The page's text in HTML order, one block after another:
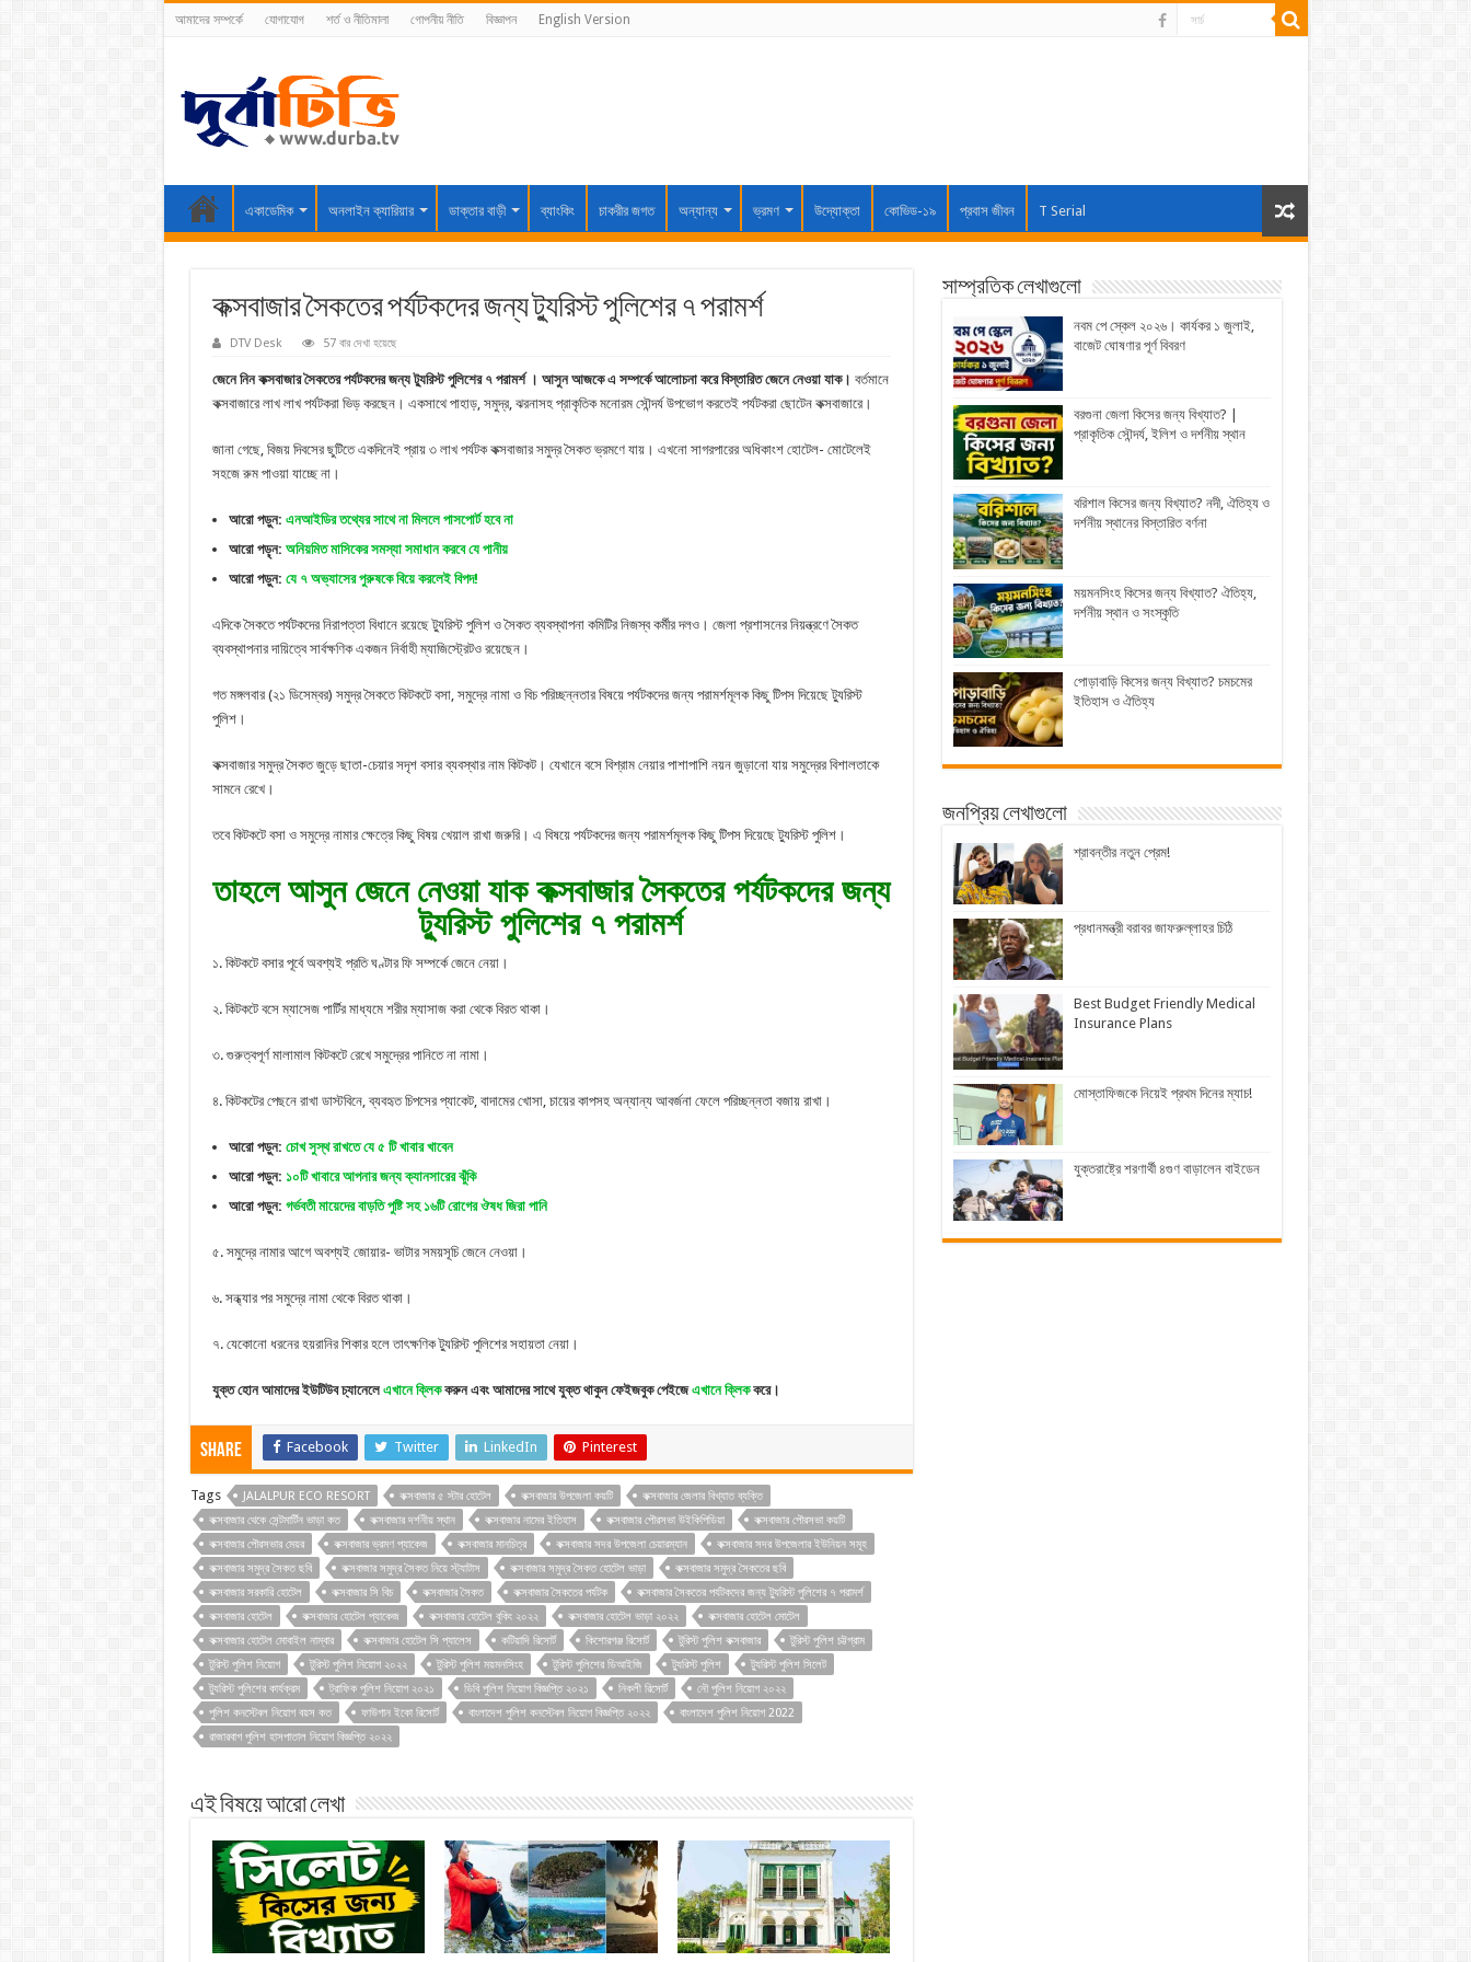
আমাদের সম্পর্কে যোগাযোগ শর্ত ও নীতিমালা গোপনীয় নীতি বিজ্ঞাপন English Version
একাডেমিক অনলাইন ক্যারিয়ার ডাক্তার বাড়ী ব্যাংকিং চাকরীর জগত অন্যান্য ভ্রমণ উদ্যোক্তা কোভিড-১৯ প্রবাস জীবন T Serial
কক্সবাজার সৈকতের পর্যটকদের জন্য ট্যুরিস্ট পুলিশের ৭ পরামর্শ
DTV Desk 57 বার দেখা হয়েছে
জেনে নিন কক্সবাজার সৈকতের পর্যটকদের জন্য ট্যুরিস্ট পুলিশের ৭ পরামর্শ । আসুন আজকে এ সম্পর্কে আলোচনা করে বিস্তারিত জেনে নেওয়া যাক। বর্তমানে
কক্সবাজারে লাখ লাখ পর্যটকরা ভিড় করছেন। একসাথে পাহাড়, সমুদ্র, ঝরনাসহ প্রাকৃতিক মনোরম সৌন্দর্য উপভোগ করতেই পর্যটকরা ছোটেন কক্সবাজারে।
জানা গেছে, বিজয় দিবসের ছুটিতে একদিনেই প্রায় ৩ লাখ পর্যটক কক্সবাজার সমুদ্র সৈকত ভ্রমণে যায়। এখনো সাগরপারের অধিকাংশ হোটেল- মোটেলেই
সহজে রুম পাওয়া যাচ্ছে না।
আরো পড়ুন: এনআইডির তথ্যের সাথে না মিললে পাসপোর্ট হবে না
আরো পড়ৃন: অনিয়মিত মাসিকের সমস্যা সমাধান করবে যে পানীয়
আরো পড়ুন: যে ৭ অভ্যাসের পুরুষকে বিয়ে করলেই বিপদ!
এদিকে সৈকতে পর্যটকদের নিরাপত্তা বিধানে রয়েছে ট্যুরিস্ট পুলিশ ও সৈকত ব্যবস্থাপনা কমিটির নিজস্ব কর্মীর দলও। জেলা প্রশাসনের নিয়ন্ত্রণে সৈকত
ব্যবস্থাপনার দায়িত্বে সার্বক্ষণিক একজন নির্বাহী ম্যাজিস্ট্রেটও রয়েছেন।
গত মঙ্গলবার (২১ ডিসেম্বর) সমুদ্র সৈকতে কিটকটে বসা, সমুদ্রে নামা ও বিচ পরিচ্ছন্নতার বিষয়ে পর্যটকদের জন্য পরামর্শমূলক কিছু টিপস দিয়েছে ট্যুরিস্ট
পুলিশ।
কক্সবাজার সমুদ্র সৈকত জুড়ে ছাতা-চেয়ার সদৃশ বসার ব্যবস্থার নাম কিটকট। যেখানে বসে বিশ্রাম নেয়ার পাশাপাশি নয়ন জুড়ানো যায় সমুদ্রের বিশালতাকে
সামনে রেখে।
তবে কিটকটে বসা ও সমুদ্রে নামার ক্ষেত্রে কিছু বিষয় খেয়াল রাখা জরুরি। এ বিষয়ে পর্যটকদের জন্য পরামর্শমূলক কিছু টিপস দিয়েছে ট্যুরিস্ট পুলিশ।
তাহলে আসুন জেনে নেওয়া যাক কক্সবাজার সৈকতের পর্যটকদের জন্য
ট্যুরিস্ট পুলিশের ৭ পরামর্শ
১. কিটকটে বসার পূর্বে অবশ্যই প্রতি ঘণ্টার ফি সম্পর্কে জেনে নেয়া।
২. কিটকটে বসে ম্যাসেজ পার্টির মাধ্যমে শরীর ম্যাসাজ করা থেকে বিরত থাকা।
৩. গুরুত্বপূর্ণ মালামাল কিটকটে রেখে সমুদ্রের পানিতে না নামা।
৪. কিটকটের পেছনে রাখা ডাস্টবিনে, ব্যবহৃত চিপসের প্যাকেট, বাদামের খোসা, চায়ের কাপসহ অন্যান্য আবর্জনা ফেলে পরিচ্ছন্নতা বজায় রাখা।
আরো পড়ুন: চোখ সুস্থ রাখতে যে ৫ টি খাবার খাবেন
আরো পড়ুন: ১০টি খাবারে আপনার জন্য ক্যানসারের ঝুঁকি
আরো পড়ুন: গর্ভবতী মায়েদের বাড়তি পুষ্টি সহ ১৬টি রোগের ঔষধ জিরা পানি
৫. সমুদ্রে নামার আগে অবশ্যই জোয়ার- ভাটার সময়সূচি জেনে নেওয়া।
৬. সন্ধ্যার পর সমুদ্রে নামা থেকে বিরত থাকা।
৭. যেকোনো ধরনের হয়রানির শিকার হলে তাৎক্ষণিক ট্যুরিস্ট পুলিশের সহায়তা নেয়া।
যুক্ত হোন আমাদের ইউটিউব চ্যানেলে এখানে ক্লিককরুন এবং আমাদের সাথে যুক্ত থাকুন ফেইজবুক পেইজেএখানে ক্লিককরে।
Share Facebook Twitter LinkedIn Pinterest
Tags JALALPUR ECO RESORT কক্সবাজার ৫ স্টার হোটেল কক্সবাজার উপজেলা কয়টি
কক্সবাজার জেলার বিখ্যাত ব্যক্তি
কক্সবাজার থেকে সেন্টমার্টিন ভাড়া কত
কক্সবাজার দর্শনীয় স্থান কক্সবাজার নামের ইতিহাস কক্সবাজার পৌরসভা উইকিপিডিয়া
কক্সবাজার পৌরসভা কয়টি
কক্সবাজার পৌরসভার মেয়র
কক্সবাজার ভ্রমণ প্যাকেজ কক্সবাজার মানচিত্র কক্সবাজার সদর উপজেলা চেয়ারম্যান
কক্সবাজার সদর উপজেলার ইউনিয়ন সমূহ
কক্সবাজার সমুদ্র সৈকত ছবি
কক্সবাজার সমুদ্র সৈকত নিয়ে স্ট্যাটাস কক্সবাজার সমুদ্র সৈকত হোটেল ভাড়া
কক্সবাজার সমুদ্র সৈকতের ছবি
কক্সবাজার সরকারি হোটেল
কক্সবাজার সি বিচ কক্সবাজার সৈকত কক্সবাজার সৈকতের পর্যটক
কক্সবাজার সৈকতের পর্যটকদের জন্য ট্যুরিস্ট পুলিশের ৭ পরামর্শ
কক্সবাজার হোটেল
কক্সবাজার হোটেল প্যাকেজ কক্সবাজার হোটেল বুকিং ২০২২ কক্সবাজার হোটেল ভাড়া ২০২২
কক্সবাজার হোটেল মোটেল
কক্সবাজার হোটেল মোবাইল নাম্বার
কক্সবাজার হোটেল সি প্যালেস কটিয়াদি রিসোর্ট কিশোরগঞ্জ রিসোর্ট টুরিস্ট পুলিশ কক্সবাজার
টুরিস্ট পুলিশ চট্টগ্রাম
টুরিস্ট পুলিশ নিয়োগ
টুরিস্ট পুলিশ নিয়োগ ২০২২ টুরিস্ট পুলিশ ময়মনসিংহ টুরিস্ট পুলিশের ডিআইজি ট্যুরিস্ট পুলিশ
ট্যুরিস্ট পুলিশ সিলেট
ট্যুরিস্ট পুলিশের কার্যক্রম
ট্রাফিক পুলিশ নিয়োগ ২০২১ ডিবি পুলিশ নিয়োগ বিজ্ঞপ্তি ২০২১ নিকলী রিসোর্ট
নৌ পুলিশ নিয়োগ ২০২২
পুলিশ কনস্টেবল নিয়োগ বয়স কত
ফাউগান ইকো রিসোর্ট বাংলাদেশ পুলিশ কনস্টেবল নিয়োগ বিজ্ঞপ্তি ২০২২
বাংলাদেশ পুলিশ নিয়োগ 2022
রাজারবাগ পুলিশ হাসপাতাল নিয়োগ বিজ্ঞপ্তি ২০২২
এই বিষয়ে আরো লেখা
সাম্প্রতিক লেখাগুলো
নবম পে স্কেল ২০২৬। কার্যকর ১ জুলাই,
বাজেট ঘোষণার পূর্ণ বিবরণ
বরগুনা জেলা কিসের জন্য বিখ্যাত? |
প্রাকৃতিক সৌন্দর্য, ইলিশ ও দর্শনীয় স্থান
বরিশাল কিসের জন্য বিখ্যাত? নদী, ঐতিহ্য ও
দর্শনীয় স্থানের বিস্তারিত বর্ণনা
ময়মনসিংহ কিসের জন্য বিখ্যাত? ঐতিহ্য,
দর্শনীয় স্থান ও সংস্কৃতি
পোড়াবাড়ি কিসের জন্য বিখ্যাত? চমচমের
ইতিহাস ও ঐতিহ্য
জনপ্রিয় লেখাগুলো
শ্রাবন্তীর নতুন প্রেম!
প্রধানমন্ত্রী বরাবর জাফরুল্লাহর চিঠি
Best Budget Friendly Medical
Insurance Plans
মোস্তাফিজকে নিয়েই প্রথম দিনের ম্যাচ!
যুক্তরাষ্ট্রে শরণার্থী ৪গুণ বাড়ালেন বাইডেন